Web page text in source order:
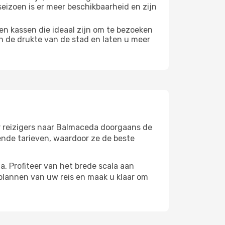
is er meer beschikbaarheid en zijn
kassen die ideaal zijn om te bezoeken
de drukte van de stad en laten u meer
naar Balmaceda doorgaans de
tarieven, waardoor ze de beste
Profiteer van het brede scala aan
van uw reis en maak u klaar om